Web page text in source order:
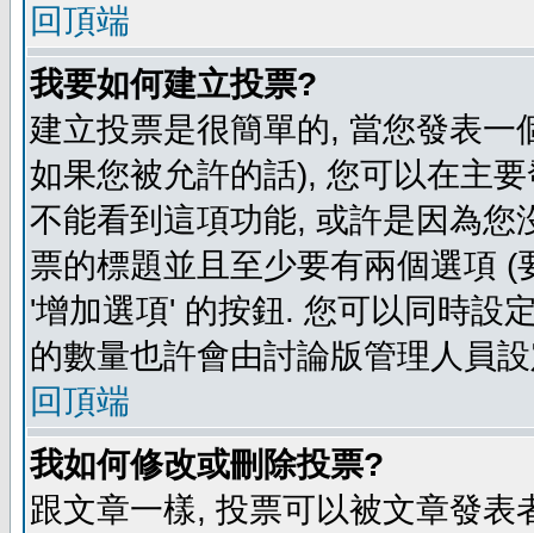
回頂端
我要如何建立投票?
建立投票是很簡單的, 當您發表
如果您被允許的話), 您可以在主
不能看到這項功能, 或許是因為
票的標題並且至少要有兩個選項
'增加選項' 的按鈕. 您可以同時設
的數量也許會由討論版管理人員
回頂端
我如何修改或刪除投票?
跟文章一樣, 投票可以被文章發